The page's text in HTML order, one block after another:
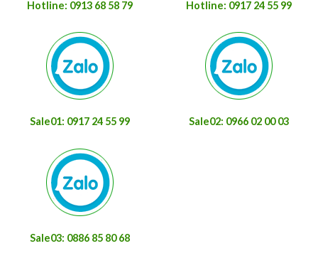
Hotline: 0913 68 58 79 Hotline: 0917 24 55 99
Sale01: 0917 24 55 99 Sale02: 0966 02 00 03
Sale03: 0886 85 80 68